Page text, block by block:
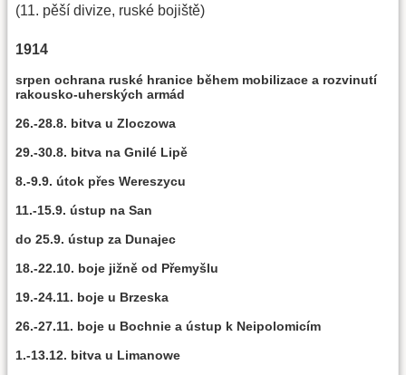
(11. pěší divize, ruské bojiště)
1914
srpen ochrana ruské hranice během mobilizace a rozvinutí
rakousko-uherských armád
26.-28.8. bitva u Zloczowa
29.-30.8. bitva na Gnilé Lipě
8.-9.9. útok přes Wereszycu
11.-15.9. ústup na San
do 25.9. ústup za Dunajec
18.-22.10. boje jižně od Přemyšlu
19.-24.11. boje u Brzeska
26.-27.11. boje u Bochnie a ústup k Neipolomicím
1.-13.12. bitva u Limanowe